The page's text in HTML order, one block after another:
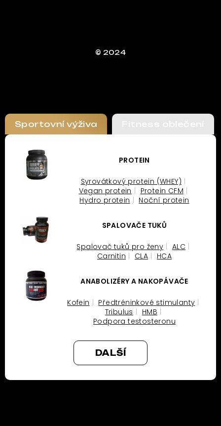
© 2024
Sportovní výživa Fitness oblečení
PROTEIN
Syrovátkový protein (WHEY)
Vegan protein
Protein CFM
Hydro protein
Noční protein
SPALOVAČE TUKŮ
Spalovač tuků pro ženy
ALC
Carnitin
CLA HCA
ANABOLIZÉRY A NAKOPÁVAČE
Kofein
Předtréninkové stimulanty
Tribulus
HMB
Podpora testosteronu
DALŠÍ